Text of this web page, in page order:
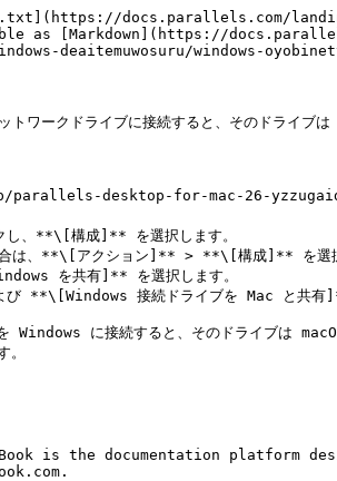
docs.parallels.com/
as [Markdown](https://
deaitemuwosuru/windows-
ークドライブに接続すると、そのドライブは
desktop-for-mac-26-
を共有]** を選択します。
**\[Windows 接続ドライブを Mac と共有
Windows に接続すると、そのドライブは
。
is the documentation platform